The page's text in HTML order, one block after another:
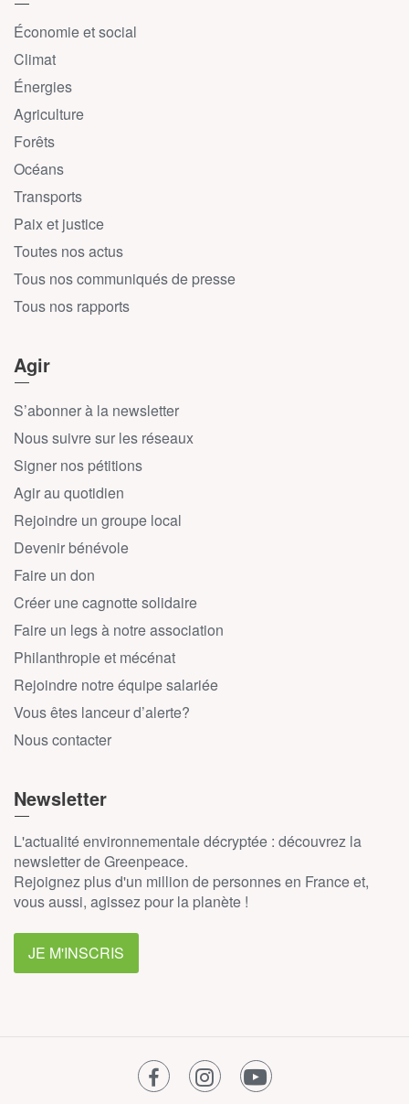
Économie et social
Climat
Énergies
Agriculture
Forêts
Océans
Transports
Paix et justice
Toutes nos actus
Tous nos communiqués de presse
Tous nos rapports
Agir
S’abonner à la newsletter
Nous suivre sur les réseaux
Signer nos pétitions
Agir au quotidien
Rejoindre un groupe local
Devenir bénévole
Faire un don
Créer une cagnotte solidaire
Faire un legs à notre association
Philanthropie et mécénat
Rejoindre notre équipe salariée
Vous êtes lanceur d’alerte?
Nous contacter
Newsletter
L'actualité environnementale décryptée : découvrez la
newsletter de Greenpeace.
Rejoignez plus d'un million de personnes en France et,
vous aussi, agissez pour la planète !
JE M'INSCRIS
facebookinstagramyoutube